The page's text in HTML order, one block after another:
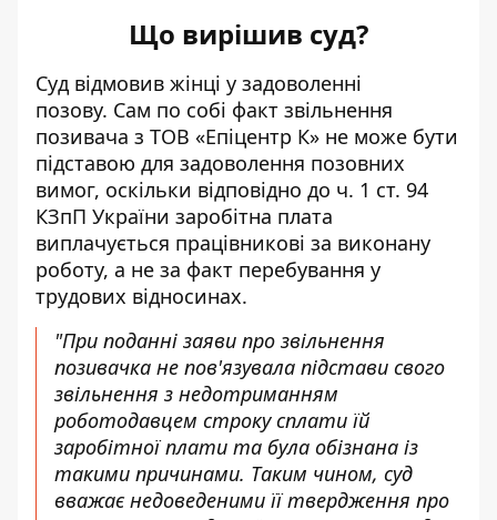
Що вирішив суд?
Суд відмовив жінці у задоволенні
позову. Сам по собі факт звільнення
позивача з ТОВ «Епіцентр К» не може бути
підставою для задоволення позовних
вимог, оскільки відповідно до ч. 1 ст. 94
КЗпП України заробітна плата
виплачується працівникові за виконану
роботу, а не за факт перебування у
трудових відносинах.
"При поданні заяви про звільнення
позивачка не пов'язувала підстави свого
звільнення з недотриманням
роботодавцем строку сплати їй
заробітної плати та була обізнана із
такими причинами. Таким чином, суд
вважає недоведеними її твердження про